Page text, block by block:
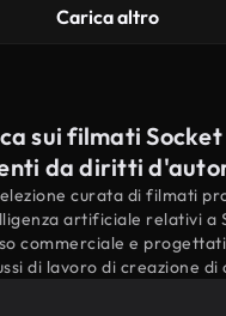
Carica altro
sui filmati
da diritti
curata di filmati
artificiale relativi a
commerciale e
di lavoro di creazione di